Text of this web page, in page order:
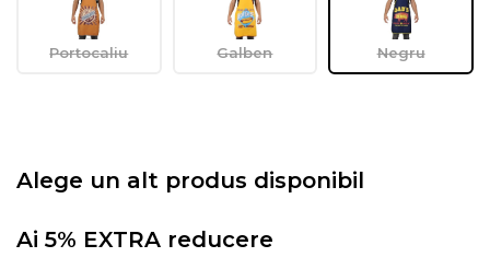
Portocaliu Galben Negru
Alege un alt produs disponibil
Ai 5% EXTRA reducere